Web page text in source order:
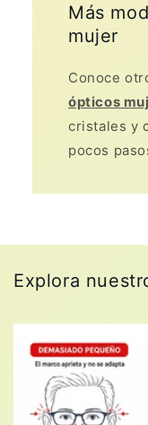
Más
mujer
Conoce
ópticos
cristales y
pocos
Explora